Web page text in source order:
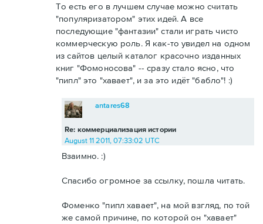
То есть его в лучшем случае можно считать
"популяризатором" этих идей. А все
последующие "фантазии" стали играть чисто
коммерческую роль. Я как-то увидел на одном
из сайтов целый каталог красочно изданных
книг "Фомоносова" -- сразу стало ясно, что
"пипл" это "хавает", и за это идёт "бабло"! :)
Re: коммерциализация истории
antares68
August 11 2011, 07:33:02 UTC
Взаимно. :)
Спасибо огромное за ссылку, пошла читать.
Фоменко "пипл хавает", на мой взгляд, по той
же самой причине, по которой он "хавает"